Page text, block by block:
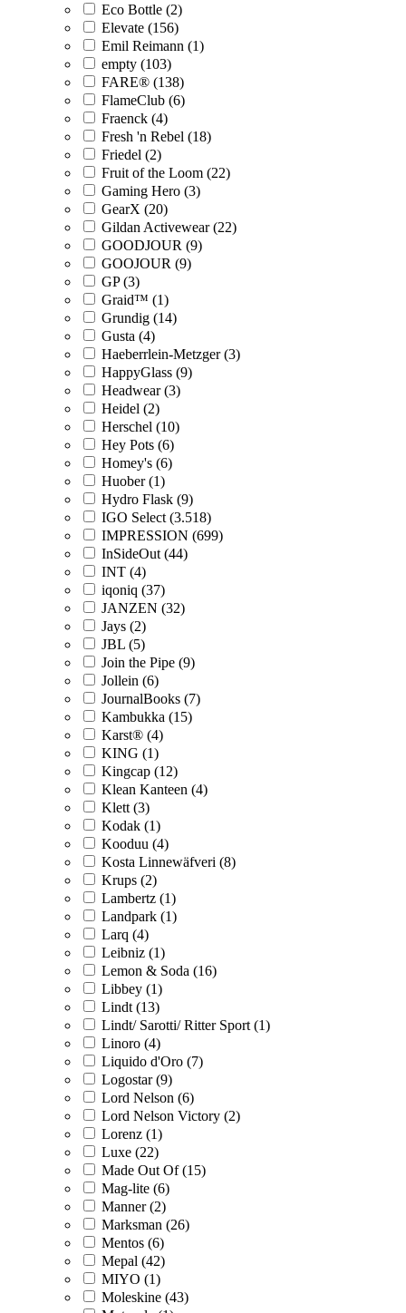
Eco Bottle (2)
Elevate (156)
Emil Reimann (1)
empty (103)
FARE® (138)
FlameClub (6)
Fraenck (4)
Fresh 'n Rebel (18)
Friedel (2)
Fruit of the Loom (22)
Gaming Hero (3)
GearX (20)
Gildan Activewear (22)
GOODJOUR (9)
GOOJOUR (9)
GP (3)
Graid™ (1)
Grundig (14)
Gusta (4)
Haeberrlein-Metzger (3)
HappyGlass (9)
Headwear (3)
Heidel (2)
Herschel (10)
Hey Pots (6)
Homey's (6)
Huober (1)
Hydro Flask (9)
IGO Select (3.518)
IMPRESSION (699)
InSideOut (44)
INT (4)
iqoniq (37)
JANZEN (32)
Jays (2)
JBL (5)
Join the Pipe (9)
Jollein (6)
JournalBooks (7)
Kambukka (15)
Karst® (4)
KING (1)
Kingcap (12)
Klean Kanteen (4)
Klett (3)
Kodak (1)
Kooduu (4)
Kosta Linnewäfveri (8)
Krups (2)
Lambertz (1)
Landpark (1)
Larq (4)
Leibniz (1)
Lemon & Soda (16)
Libbey (1)
Lindt (13)
Lindt/ Sarotti/ Ritter Sport (1)
Linoro (4)
Liquido d'Oro (7)
Logostar (9)
Lord Nelson (6)
Lord Nelson Victory (2)
Lorenz (1)
Luxe (22)
Made Out Of (15)
Mag-lite (6)
Manner (2)
Marksman (26)
Mentos (6)
Mepal (42)
MIYO (1)
Moleskine (43)